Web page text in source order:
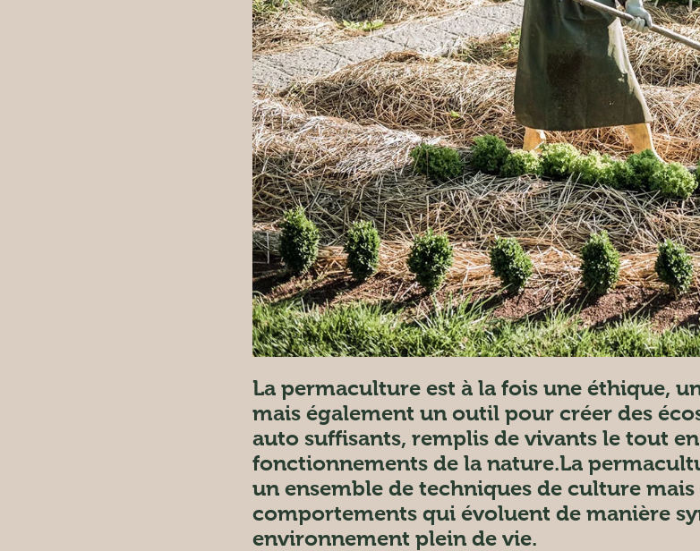
Sols
La permaculture est à la fois une éthique,
mais également un outil pour créer des
auto suffisants, remplis de vivants le tout
fonctionnements de la nature.La
un ensemble de techniques de culture mais
comportements qui évoluent de manière
environnement plein de vie.